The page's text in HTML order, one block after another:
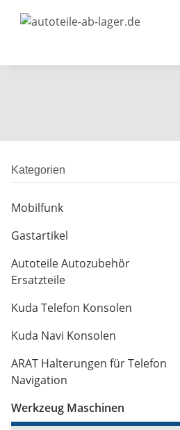
Kategorien
Mobilfunk
Gastartikel
Autoteile Autozubehör
Ersatzteile
Kuda Telefon Konsolen
Kuda Navi Konsolen
ARAT Halterungen für Telefon
Navigation
Werkzeug Maschinen